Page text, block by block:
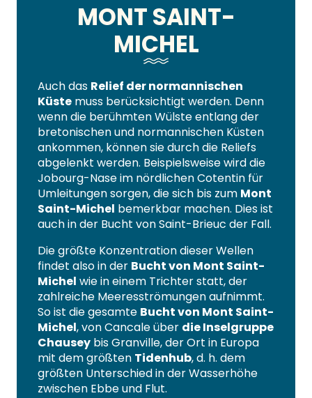
MONT SAINT-
MICHEL
Auch das Relief der normannischen
Küste muss berücksichtigt werden. Denn
wenn die berühmten Wülste entlang der
bretonischen und normannischen Küsten
ankommen, können sie durch die Reliefs
abgelenkt werden. Beispielsweise wird die
Jobourg-Nase im nördlichen Cotentin für
Umleitungen sorgen, die sich bis zum Mont
Saint-Michel bemerkbar machen. Dies ist
auch in der Bucht von Saint-Brieuc der Fall.
Die größte Konzentration dieser Wellen
findet also in der Bucht von Mont Saint-
Michel wie in einem Trichter statt, der
zahlreiche Meeresströmungen aufnimmt.
So ist die gesamte Bucht von Mont Saint-
Michel, von Cancale über die Inselgruppe
Chausey bis Granville, der Ort in Europa
mit dem größten Tidenhub, d. h. dem
größten Unterschied in der Wasserhöhe
zwischen Ebbe und Flut.